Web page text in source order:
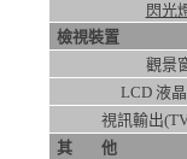
閃光
檢視裝置
觀景
LCD 液
視訊輸出
其 他